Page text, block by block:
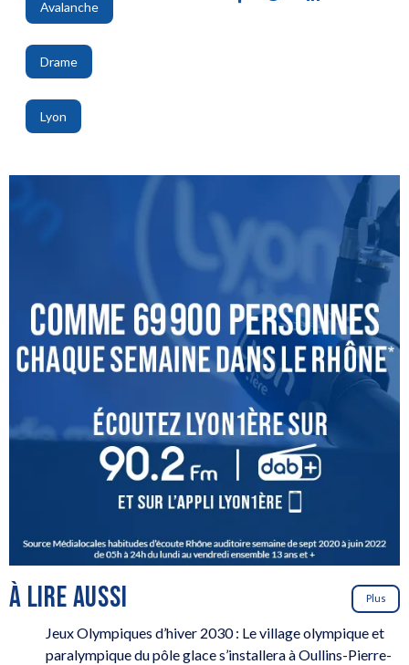
Avalanche
,
Drame
,
Lyon
À LIRE AUSSI Plus
Jeux Olympiques d’hiver 2030 : Le village olympique et
paralympique du pôle glace s’installera à Oullins-Pierre-